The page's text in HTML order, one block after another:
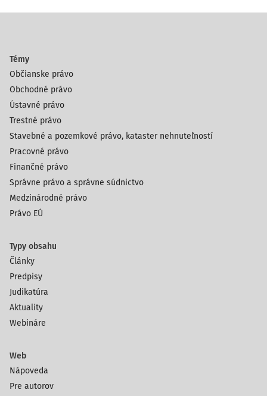
Témy
Občianske právo
Obchodné právo
Ústavné právo
Trestné právo
Stavebné a pozemkové právo, kataster nehnuteľností
Pracovné právo
Finančné právo
Správne právo a správne súdnictvo
Medzinárodné právo
Právo EÚ
Typy obsahu
Články
Predpisy
Judikatúra
Aktuality
Webináre
Web
Nápoveda
Pre autorov